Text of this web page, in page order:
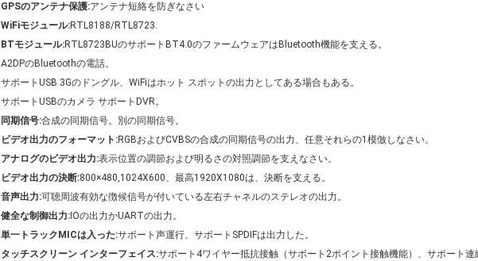
GPSのアンテナ保護:アンテナ短絡を防ぎなさい
WiFiモジュール:RTL8188/RTL8723.
BTモジュール:RTL8723BUのサポートBT4.0のファームウェアはBluetooth機能を支える。
A2DPのBluetoothの電話。
サポートUSB 3Gのドングル、WiFiはホット スポットの出力としてある場合もある。
サポートUSBのカメラ サポートDVR。
同期信号:合成の同期信号。別の同期信号。
ビデオ出力のフォーマット:RGBおよびCVBSの合成の同期信号の出力、任意それらの1模倣しなさい。
アナログのビデオ出力:表示位置の調節および明るさの対照調節を支えなさい。
ビデオ出力の決断:800×480,1024X600、最高1920X1080は、決断を支える。
音声出力:可聴周波有効な徴候信号が付いている左右チャネルのステレオの出力。
健全な制御出力: IOの出力かUARTの出力。
単一トラックMICは入った:サポート声運行、サポートSPDIFは出力した。
タッチスクリーン インターフェイス:サポート4ワイヤー抵抗接触（サポート2ポイント接触機能）、サポート